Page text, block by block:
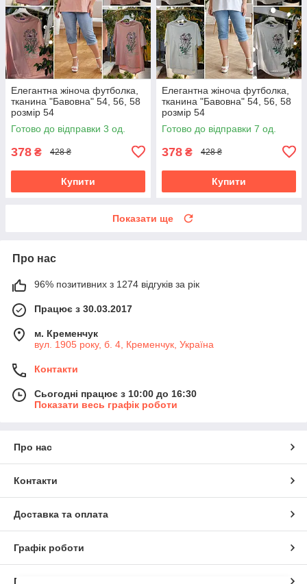
Елегантна жіноча футболка,
тканина "Бавовна" 54, 56, 58
розмір 54
Готово до відправки 3 од.
378 ₴ 428 ₴
Купити
Елегантна жіноча футболка,
тканина "Бавовна" 54, 56, 58
розмір 54
Готово до відправки 7 од.
378 ₴ 428 ₴
Купити
Показати ще
Про нас
96% позитивних з 1274 відгуків за рік
Працює з 30.03.2017
м. Кременчук
вул. 1905 року, б. 4, Кременчук, Україна
Контакти
Сьогодні працює з 10:00 до 16:30
Показати весь графік роботи
Про нас
Контакти
Доставка та оплата
Графік роботи
Повна версія сайту